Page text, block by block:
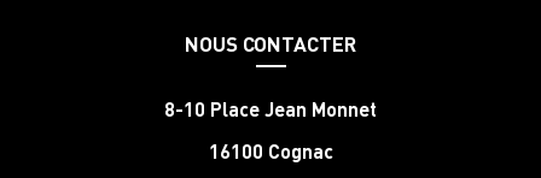
NOUS CONTACTER
8-10 Place Jean Monnet
16100 Cognac